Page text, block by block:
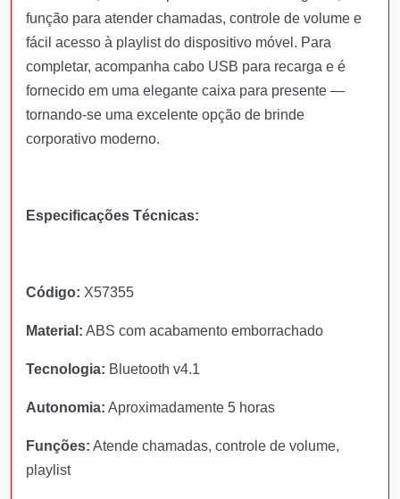
função para atender chamadas, controle de volume e
fácil acesso à playlist do dispositivo móvel. Para
completar, acompanha cabo USB para recarga e é
fornecido em uma elegante caixa para presente —
tornando-se uma excelente opção de brinde
corporativo moderno.
Especificações Técnicas:
Código: X57355
Material: ABS com acabamento emborrachado
Tecnologia: Bluetooth v4.1
Autonomia: Aproximadamente 5 horas
Funções: Atende chamadas, controle de volume,
playlist